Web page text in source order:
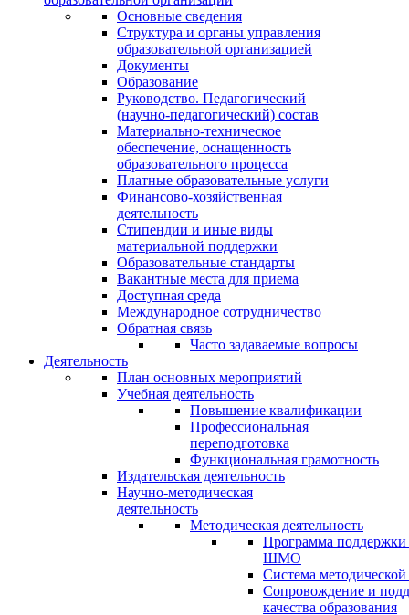
Основные сведения
Структура и органы управления
образовательной организацией
Документы
Образование
Руководство. Педагогический
(научно-педагогический) состав
Материально-техническое
обеспечение, оснащенность
образовательного процесса
Платные образовательные услуги
Финансово-хозяйственная
деятельность
Стипендии и иные виды
материальной поддержки
Образовательные стандарты
Вакантные места для приема
Доступная среда
Международное сотрудничество
Обратная связь
Часто задаваемые вопросы
Деятельность
План основных мероприятий
Учебная деятельность
Повышение квалификации
Профессиональная
переподготовка
Функциональная грамотность
Издательская деятельность
Научно-методическая
деятельность
Методическая деятельность
Программа
ШМО
Система
Сопровождение и
качества образования